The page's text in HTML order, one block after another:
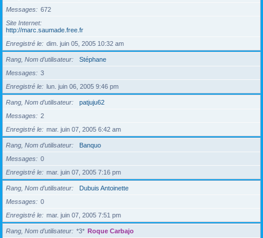
Messages
672
Site Internet
http://marc.saumade.free.fr
Enregistré le
dim. juin 05, 2005 10:32 am
Rang, Nom d’utilisateur
Stéphane
Messages
3
Enregistré le
lun. juin 06, 2005 9:46 pm
Rang, Nom d’utilisateur
patjuju62
Messages
2
Enregistré le
mar. juin 07, 2005 6:42 am
Rang, Nom d’utilisateur
Banquo
Messages
0
Enregistré le
mar. juin 07, 2005 7:16 pm
Rang, Nom d’utilisateur
Dubuis Antoinette
Messages
0
Enregistré le
mar. juin 07, 2005 7:51 pm
Rang, Nom d’utilisateur *3* Roque Carbajo